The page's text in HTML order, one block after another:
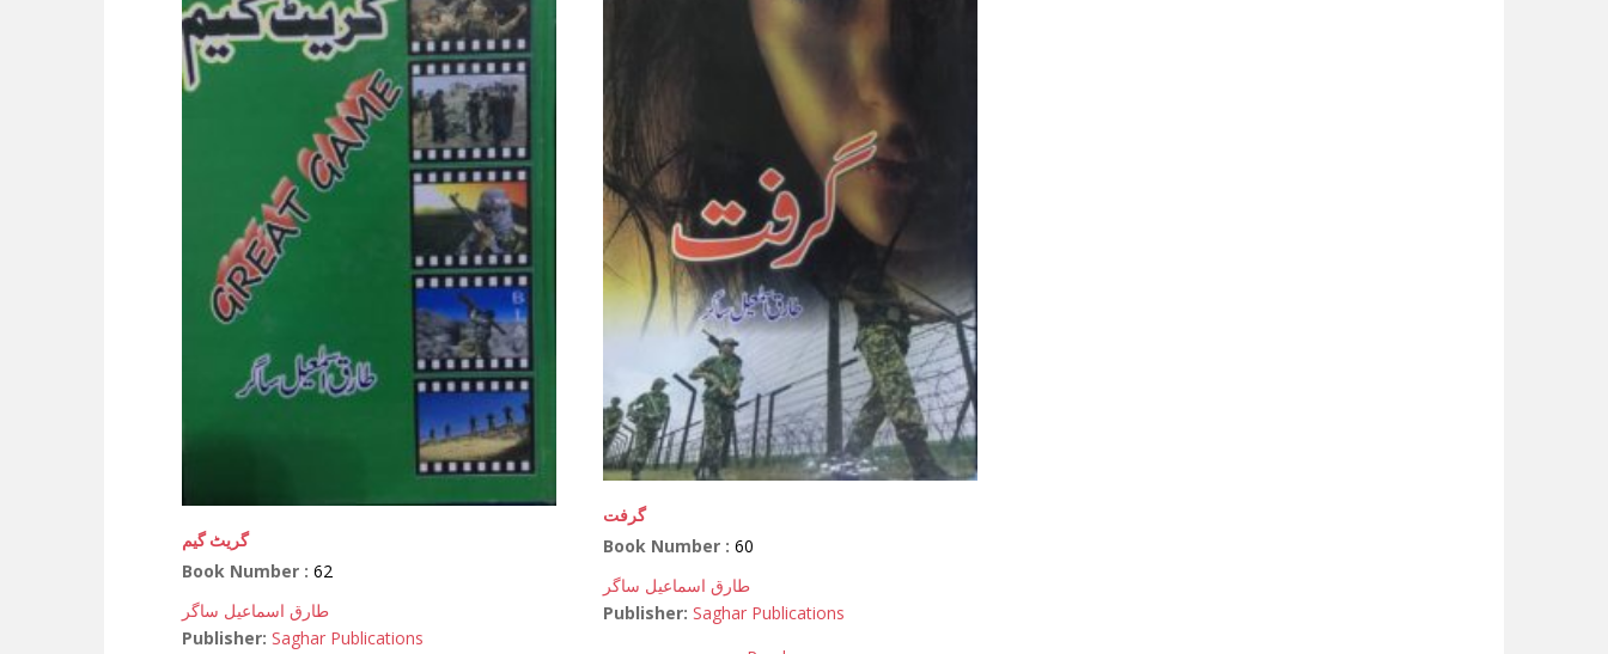
گریٹ گیم
Book Number : 62
طارق اسماعیل ساگر
Publisher: Saghar Publications
گرفت
Book Number :60
طارق اسماعیل ساگر
Publisher: Saghar Publications